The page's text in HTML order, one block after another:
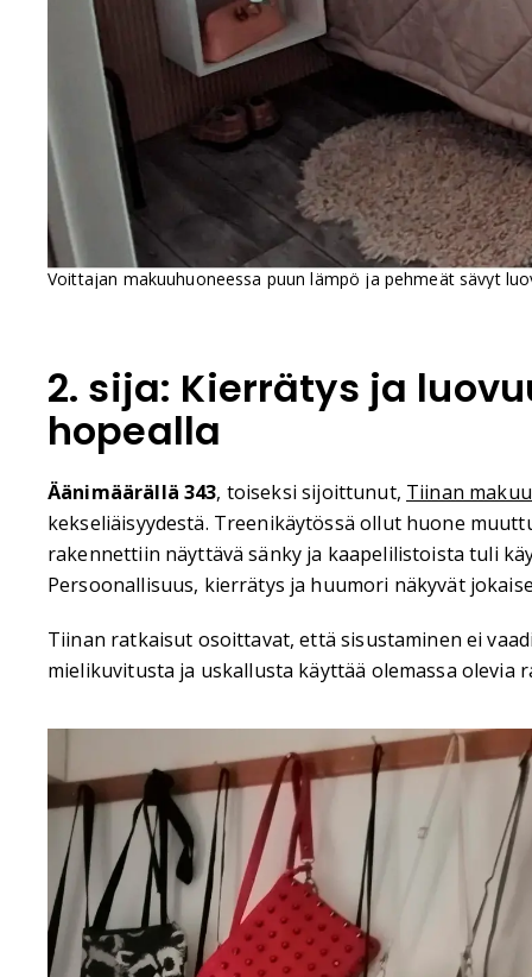
Voittajan makuuhuoneessa puun lämpö ja pehmeät sävyt
2. sija: Kierrätys ja
hopealla
Äänimäärällä 343, toiseksi sijoittunut, Tiinan
kekseliäisyydestä. Treenikäytössä ollut huone
rakennettiin näyttävä sänky ja kaapelilistoista tuli
Persoonallisuus, kierrätys ja huumori näkyvät
Tiinan ratkaisut osoittavat, että sisustaminen ei
mielikuvitusta ja uskallusta käyttää olemassa olevia